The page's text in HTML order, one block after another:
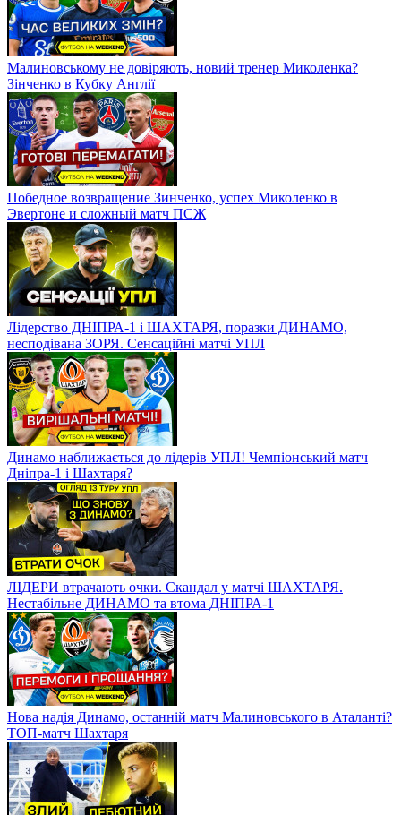
Малиновському не довіряють, новий тренер Миколенка?
Зінченко в Кубку Англії
Победное возвращение Зинченко, успех Миколенко в
Эвертоне и сложный матч ПСЖ
Лідерство ДНІПРА-1 і ШАХТАРЯ, поразки ДИНАМО,
несподівана ЗОРЯ. Сенсаційні матчі УПЛ
Динамо наближається до лідерів УПЛ! Чемпіонський матч
Дніпра-1 і Шахтаря?
ЛІДЕРИ втрачають очки. Скандал у матчі ШАХТАРЯ.
Нестабільне ДИНАМО та втома ДНІПРА-1
Нова надія Динамо, останній матч Малиновського в Аталанті?
ТОП-матч Шахтаря